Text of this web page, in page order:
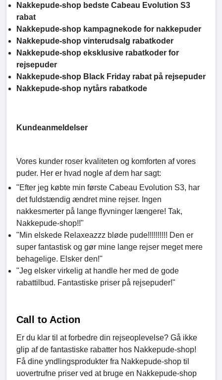
Nakkepude-shop bedste Cabeau Evolution S3
rabat
Nakkepude-shop kampagnekode for nakkepuder
Nakkepude-shop vinterudsalg rabatkoder
Nakkepude-shop eksklusive rabatkoder for
rejsepuder
Nakkepude-shop Black Friday rabat på rejsepuder
Nakkepude-shop nytårs rabatkode
Kundeanmeldelser
Vores kunder roser kvaliteten og komforten af vores
puder. Her er hvad nogle af dem har sagt:
"Efter jeg købte min første Cabeau Evolution S3, har
det fuldstændig ændret mine rejser. Ingen
nakkesmerter på lange flyvninger længere! Tak,
Nakkepude-shop!!"
"Min elskede Relaxeazzz bløde pude!!!!!!!!!! Den er
super fantastisk og gør mine lange rejser meget mere
behagelige. Elsker den!"
"Jeg elsker virkelig at handle her med de gode
rabattilbud. Fantastiske priser på rejsepuder!"
Call to Action
Er du klar til at forbedre din rejseoplevelse? Gå ikke
glip af de fantastiske rabatter hos Nakkepude-shop!
Få dine yndlingsprodukter fra Nakkepude-shop til
uovertrufne priser ved at bruge en Nakkepude-shop